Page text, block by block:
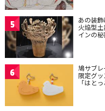
5 あの装
火焔型
インの
6 鳩サブレ
限定グ
「はとっ